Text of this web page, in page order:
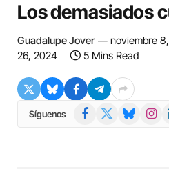
Los demasiados
Guadalupe Jover noviembre
26, 2024
5 Mins Read
Síguenos Facebook Bluesky